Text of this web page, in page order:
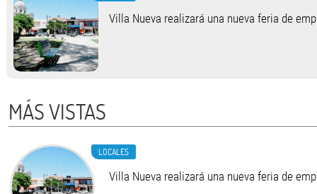
Villa Nueva realizará una nueva feria de
MÁS VISTAS
LOCALES
Villa Nueva realizará una nueva feria de